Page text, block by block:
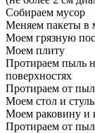
Собираем мусор
Меняем пакеты в
Моем грязную
Моем плиту
Протираем пыль
поверхностях
Протираем от
Моем стол и
Моем раковину и
Протираем от